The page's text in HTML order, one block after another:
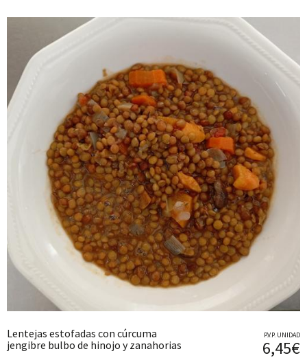
Lentejas estofadas con cúrcuma
jengibre bulbo de hinojo y zanahorias
P.V.P. UNIDAD
6,45€